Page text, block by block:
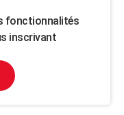
fonctionnalités
inscrivant